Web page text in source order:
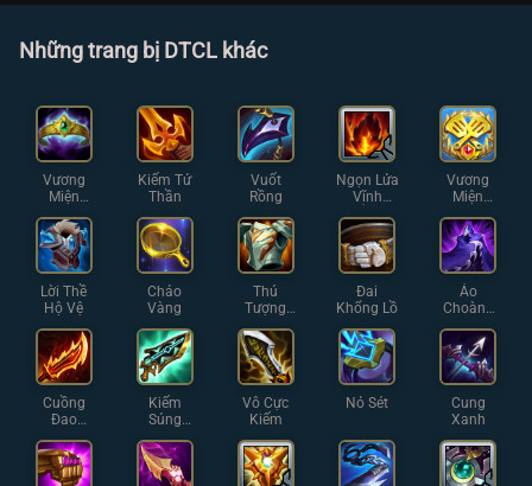
Những trang bị DTCL khác
Vương
Miện
Hoàng
Gia
Kiếm Tử
Thần
Vuốt
Rồng
Ngọn Lửa
Vĩnh
Hằng
Vương
Miện
Chiến
Thuật
Lời Thề
Hộ Vệ
Chảo
Vàng
Thú
Tượng
Thạch
Giáp
Đai
Khổng Lồ
Áo
Choàng
Bóng Tối
Cuồng
Đao
Guinsoo
Kiếm
Súng
Hextech
Vô Cực
Kiếm
Nỏ Sét
Cung
Xanh